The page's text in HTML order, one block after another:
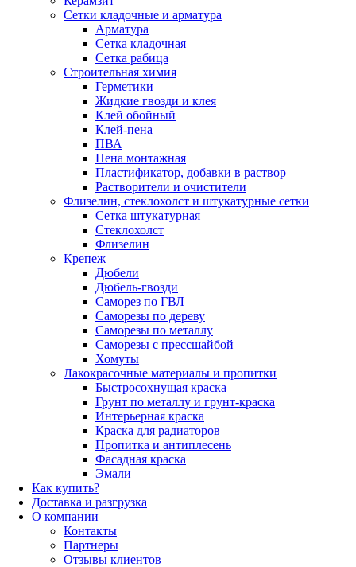
Сетки кладочные и арматура
Арматура
Сетка кладочная
Сетка рабица
Строительная химия
Герметики
Жидкие гвозди и клея
Клей обойный
Клей-пена
ПВА
Пена монтажная
Пластификатор, добавки в раствор
Растворители и очистители
Флизелин, стеклохолст и штукатурные сетки
Сетка штукатурная
Стеклохолст
Флизелин
Крепеж
Дюбели
Дюбель-гвозди
Саморез по ГВЛ
Саморезы по дереву
Саморезы по металлу
Саморезы с прессшайбой
Хомуты
Лакокрасочные материалы и пропитки
Быстросохнущая краска
Грунт по металлу и грунт-краска
Интерьерная краска
Краска для радиаторов
Пропитка и антиплесень
Фасадная краска
Эмали
Как купить?
Доставка и разгрузка
О компании
Контакты
Партнеры
Отзывы клиентов